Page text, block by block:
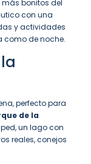
bonitos del
con una
y actividades
como de noche.
perfecto para
de la
un lago con
reales, conejos